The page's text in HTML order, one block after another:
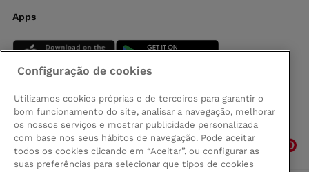
Apps
Siga-nos
Configuração de cookies
Utilizamos cookies próprias e de terceiros para garantir o
bom funcionamento do site, analisar a navegação, melhorar
os nossos serviços e mostrar publicidade personalizada
com base nos seus hábitos de navegação. Pode aceitar
todos os cookies clicando em “Aceitar”, ou configurar as
suas preferências para selecionar que tipos de cookies